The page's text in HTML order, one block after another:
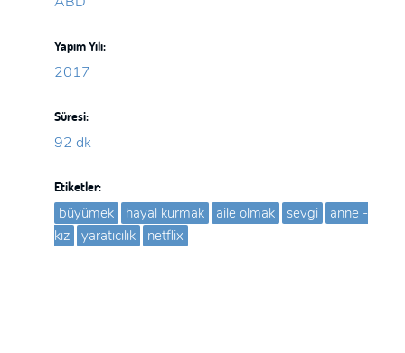
Yapım Yılı:
2017
Süresi:
92 dk
Etiketler:
büyümek hayal kurmak aile olmak sevgi
anne -
kız
yaratıcılık netflix